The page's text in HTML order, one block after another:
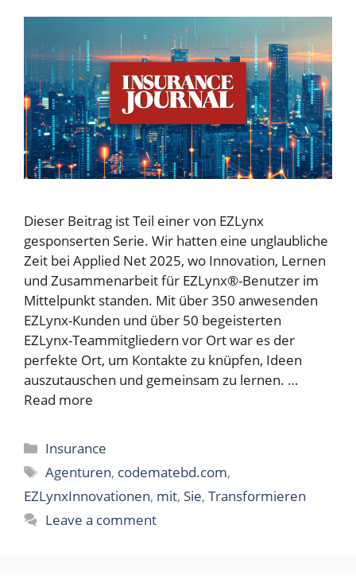
Dieser Beitrag ist Teil einer von EZLynx
gesponserten Serie. Wir hatten eine unglaubliche
Zeit bei Applied Net 2025, wo Innovation, Lernen
und Zusammenarbeit für EZLynx®-Benutzer im
Mittelpunkt standen. Mit über 350 anwesenden
EZLynx-Kunden und über 50 begeisterten
EZLynx-Teammitgliedern vor Ort war es der
perfekte Ort, um Kontakte zu knüpfen, Ideen
auszutauschen und gemeinsam zu lernen. …
Read more
Categories
Insurance
Tags
Agenturen, codematebd.com,
EZLynxInnovationen, mit, Sie, Transformieren
Leave a comment